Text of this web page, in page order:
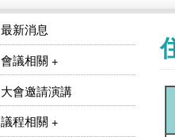
最新消息
會議相關 +
大會邀請演講
議程相關 +